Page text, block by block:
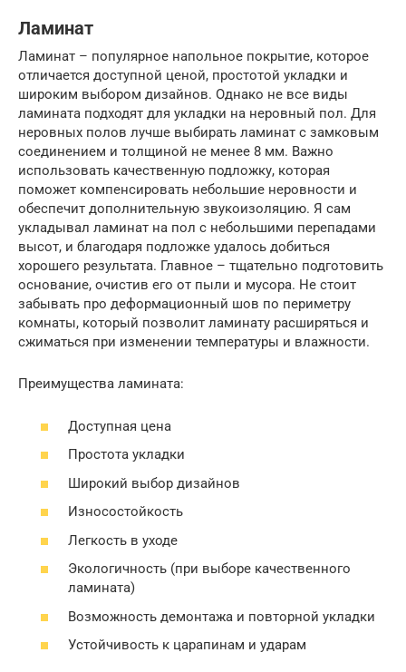
Ламинат
Ламинат – популярное напольное покрытие, которое
отличается доступной ценой, простотой укладки и
широким выбором дизайнов. Однако не все виды
ламината подходят для укладки на неровный пол. Для
неровных полов лучше выбирать ламинат с замковым
соединением и толщиной не менее 8 мм. Важно
использовать качественную подложку, которая
поможет компенсировать небольшие неровности и
обеспечит дополнительную звукоизоляцию. Я сам
укладывал ламинат на пол с небольшими перепадами
высот, и благодаря подложке удалось добиться
хорошего результата. Главное – тщательно подготовить
основание, очистив его от пыли и мусора. Не стоит
забывать про деформационный шов по периметру
комнаты, который позволит ламинату расширяться и
сжиматься при изменении температуры и влажности.
Преимущества ламината:
Доступная цена
Простота укладки
Широкий выбор дизайнов
Износостойкость
Легкость в уходе
Экологичность (при выборе качественного
ламината)
Возможность демонтажа и повторной укладки
Устойчивость к царапинам и ударам